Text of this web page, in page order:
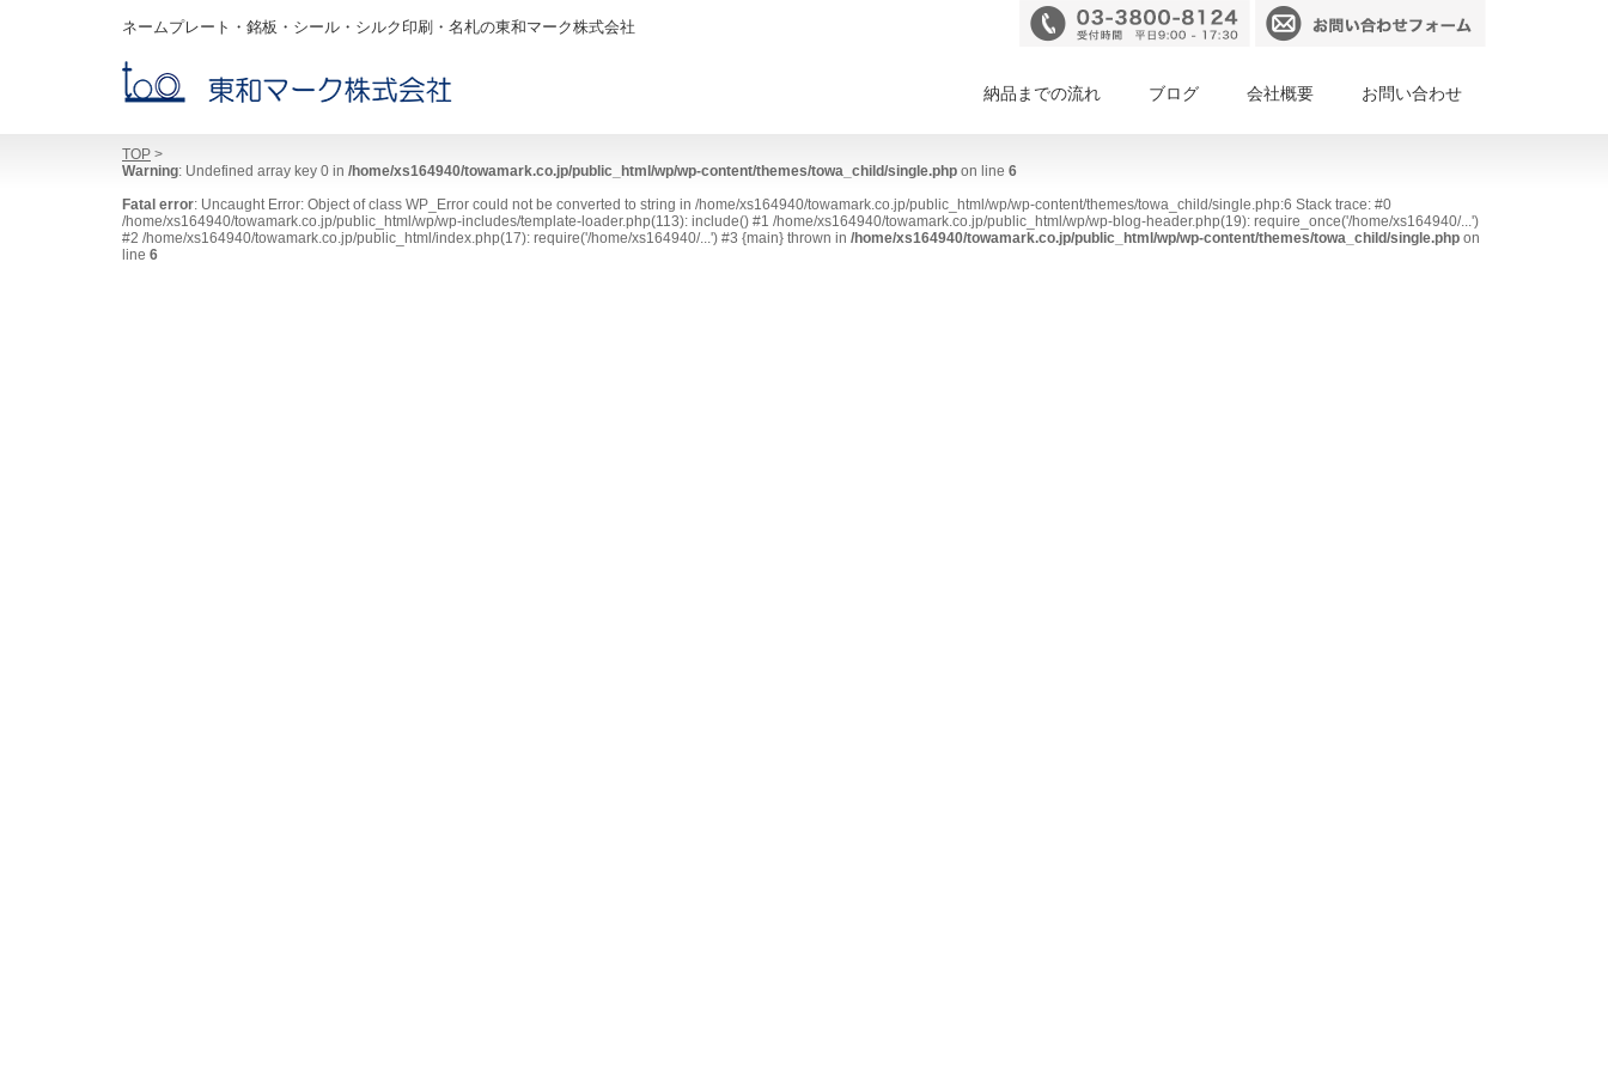
ネームプレート・銘板・シール・シルク印刷・名札の東和マーク株式会社
納品までの流れ ブログ 会社概要 お問い合わせ
TOP >
Warning: Undefined array key 0 in /home/xs164940/towamark.co.jp/public_html/wp/wp-content/themes/towa_child/single.php on line 6
Fatal error: Uncaught Error: Object of class WP_Error could not be converted to string in /home/xs164940/towamark.co.jp/public_html/wp/wp-content/themes/towa_child/single.php:6 Stack trace: #0
/home/xs164940/towamark.co.jp/public_html/wp/wp-includes/template-loader.php(113): include() #1 /home/xs164940/towamark.co.jp/public_html/wp/wp-blog-header.php(19): require_once('/home/xs164940/...')
#2 /home/xs164940/towamark.co.jp/public_html/index.php(17): require('/home/xs164940/...') #3 {main} thrown in /home/xs164940/towamark.co.jp/public_html/wp/wp-content/themes/towa_child/single.php on
line 6